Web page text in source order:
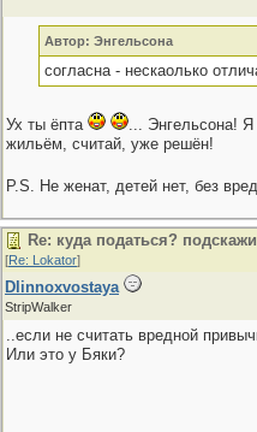
Автор: Энгельсона
согласна - нескаолько
Ух ты ёпта
... Энгельсона!
жильём, считай, уже решён!
P.S. Не женат, детей нет, без
Re: куда податься?
[Re: Lokator]
Dlinnoxvostaya
StripWalker
..если не считать вредной
Или это у Бяки?